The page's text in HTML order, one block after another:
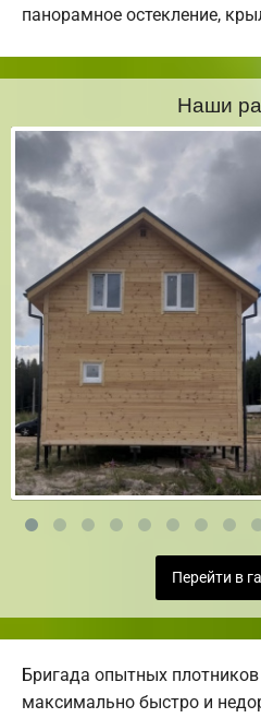
панорамное остекление,
Наши
Перейти в
Бригада опытных
максимально быстро и